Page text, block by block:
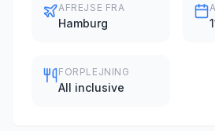
AFREJSE FRA
Hamburg
FORPLEJNING
All inclusive